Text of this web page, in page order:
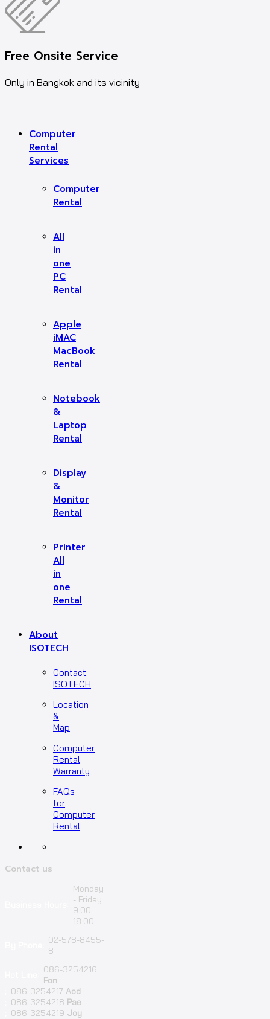
Free Onsite Service
Only in Bangkok and its vicinity
Computer
Rental
Services
Computer
Rental
All
in
one
PC
Rental
Apple
iMAC
MacBook
Rental
Notebook
&
Laptop
Rental
Display
&
Monitor
Rental
Printer
All
in
one
Rental
About
ISOTECH
Contact
ISOTECH
Location
&
Map
Computer
Rental
Warranty
FAQs
for
Computer
Rental
Contact us
Monday
- Friday
9.00 –
18.00
02-578-8455-
8
086-3254216
Fon
086-3254217 Aod
086-3254218 Pae
086-3254219 Joy